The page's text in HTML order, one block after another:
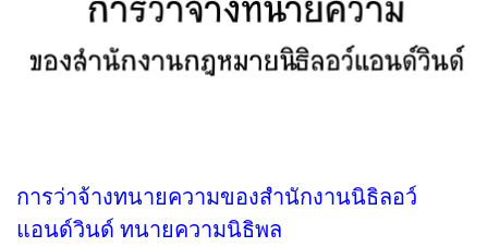
การว่าจ้างทนายความของสำนักงานนิธิลอว์
แอนด์วินด์ ทนายความนิธิพล